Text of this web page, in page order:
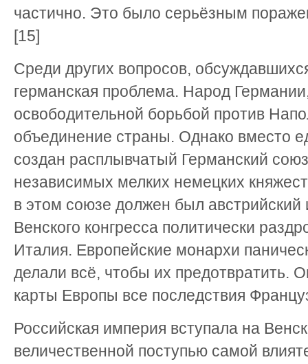
частично. Это было серьёзным
[15]
Среди других вопросов,
германская проблема. Народ
освободитель­ной борьбой против
объединение страны. Однако вместо
создан расплывчатый Германский
независимых мел­ких немецких
в этом союзе должен был
Венского конгресса политически
Италия. Евро­пейские монархи
делали всё, чтобы их предотвратить.
карты Европы все последствия
Российская империя вступала на
величественной поступью самой